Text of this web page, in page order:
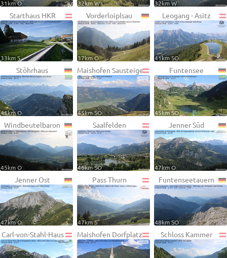
31km O 32km W 32km W
Starthaus HKR
33km S
Vorderloiplsau
37km O
Leogang - Asitz
41km SO
Stöhrhaus
41km O
Maishofen Sausteige
45km SO
Funtensee
45km SO
Windbeutelbaron
45km O
Saalfelden
46km SO
Jenner Süd
47km O
Jenner Ost
47km O
Pass Thurn
47km S
Funtenseetauern
48km SO
Carl-von-Stahl-Haus Maishofen Dorfplatz Schloss Kammer